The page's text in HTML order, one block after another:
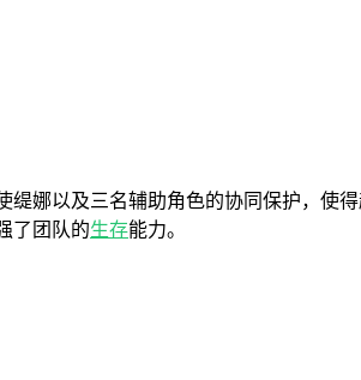
娜以及三名辅助角色的协同保护，使
了团队的生存能力。